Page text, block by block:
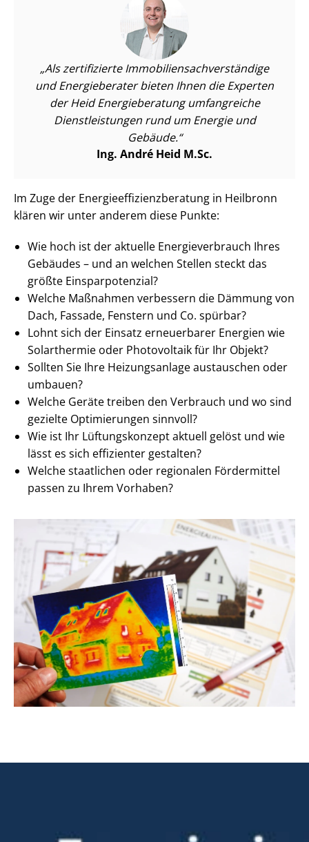
Als zertifizierte Im­mo­bi­li­en­sach­ver­stän­di­ge
und Energieberater bieten Ihnen die Experten
der Heid Energieberatung umfangreiche
Dienst­leis­tun­gen rund um Energie und
Gebäude.
Ing. André Heid M.Sc.
Im Zuge der En­er­gie­ef­fi­zi­enz­be­ra­tung in Heilbronn
klären wir unter anderem diese Punkte:
Wie hoch ist der aktuelle En­er­gie­ver­brauch Ihres
Gebäudes – und an welchen Stellen steckt das
größte Ein­spar­po­ten­zi­al?
Welche Maßnahmen verbessern die Dämmung von
Dach, Fassade, Fenstern und Co. spürbar?
Lohnt sich der Einsatz erneuerbarer Energien wie
Solarthermie oder Photovoltaik für Ihr Objekt?
Sollten Sie Ihre Heizungsanlage austauschen oder
umbauen?
Welche Geräte treiben den Verbrauch und wo sind
gezielte Optimierungen sinnvoll?
Wie ist Ihr Lüftungskonzept aktuell gelöst und wie
lässt es sich effizienter gestalten?
Welche staatlichen oder regionalen Fördermittel
passen zu Ihrem Vorhaben?